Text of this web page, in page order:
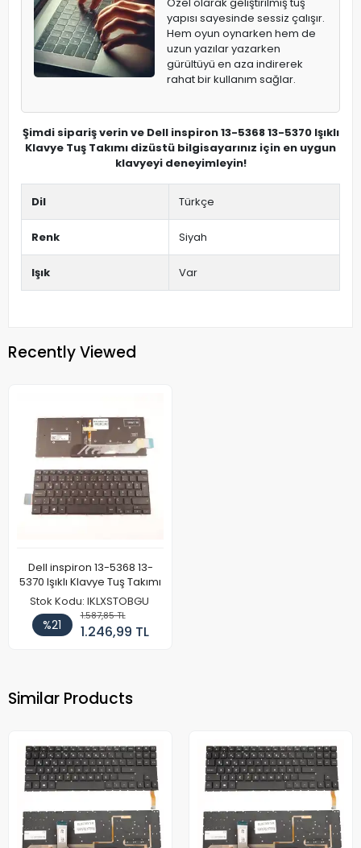
yapısı sayesinde sessiz çalışır.
Hem oyun oynarken hem de
uzun yazılar yazarken
gürültüyü en aza indirerek
rahat bir kullanım sağlar.
Şimdi sipariş verin ve Dell inspiron 13-5368 13-5370 Işıklı
Klavye Tuş Takımı dizüstü bilgisayarınız için en uygun
klavyeyi deneyimleyin!
Dil Türkçe
Renk Siyah
Işık Var
Recently Viewed
Dell inspiron 13-5368 13-
5370 Işıklı Klavye Tuş Takımı
Stok Kodu: IKLXSTOBGU
%21
1.587,85 TL
1.246,99 TL
Similar Products